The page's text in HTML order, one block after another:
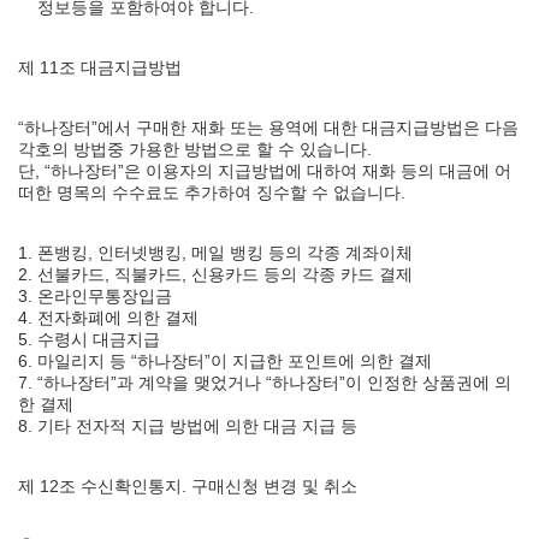
정보등을 포함하여야 합니다.
제 11조 대금지급방법
“하나장터”에서 구매한 재화 또는 용역에 대한 대금지급방법은 다음
각호의 방법중 가용한 방법으로 할 수 있습니다.
단, “하나장터”은 이용자의 지급방법에 대하여 재화 등의 대금에 어
떠한 명목의 수수료도 추가하여 징수할 수 없습니다.
1. 폰뱅킹, 인터넷뱅킹, 메일 뱅킹 등의 각종 계좌이체
2. 선불카드, 직불카드, 신용카드 등의 각종 카드 결제
3. 온라인무통장입금
4. 전자화폐에 의한 결제
5. 수령시 대금지급
6. 마일리지 등 “하나장터”이 지급한 포인트에 의한 결제
7. “하나장터”과 계약을 맺었거나 “하나장터”이 인정한 상품권에 의
한 결제
8. 기타 전자적 지급 방법에 의한 대금 지급 등
제 12조 수신확인통지. 구매신청 변경 및 취소